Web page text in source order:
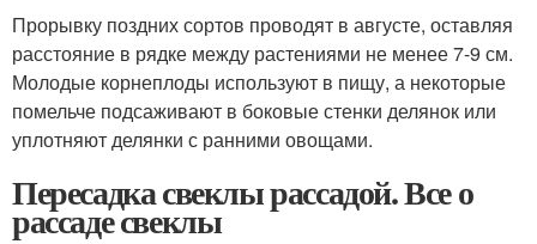
Прорывку поздних сортов проводят в августе, оставляя
расстояние в рядке между растениями не менее 7-9 см.
Молодые корнеплоды используют в пищу, а некоторые
помельче подсаживают в боковые стенки делянок или
уплотняют делянки с ранними овощами.
Пересадка свеклы рассадой. Все о
рассаде свеклы